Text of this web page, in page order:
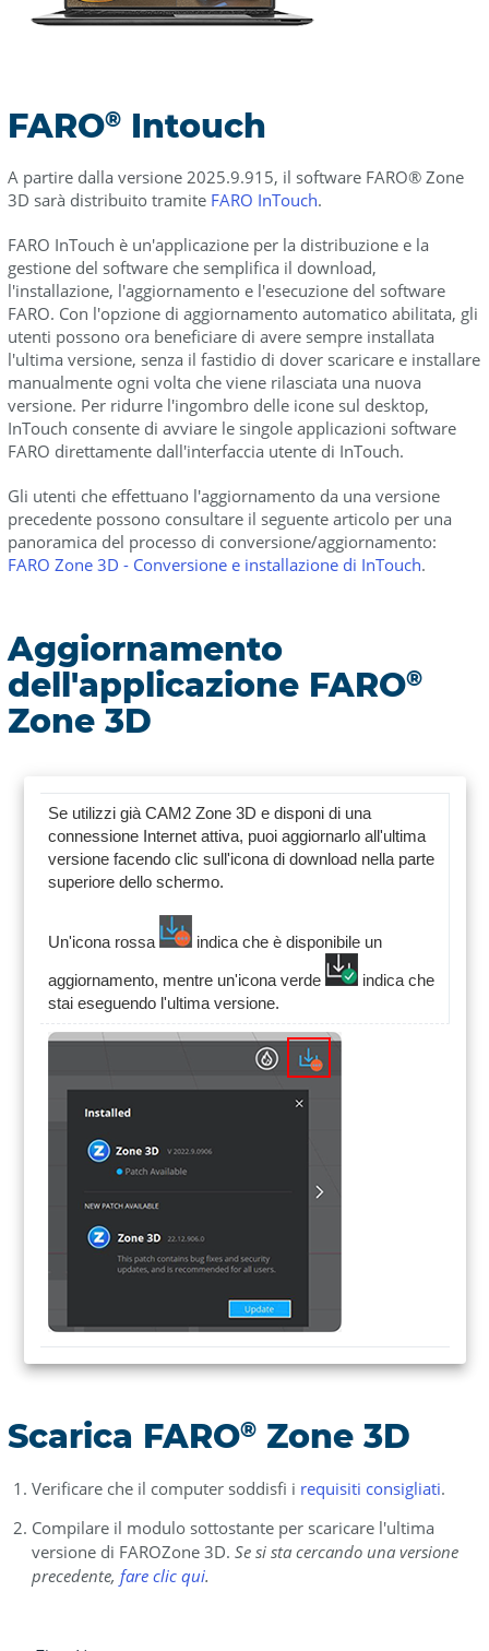
FARO®Intouch
A partire dalla versione 2025.9.915, il software FARO® Zone
3D sarà distribuito tramite FARO InTouch.
FARO InTouch è un'applicazione per la distribuzione e la
gestione del software che semplifica il download,
l'installazione, l'aggiornamento e l'esecuzione del software
FARO. Con l'opzione di aggiornamento automatico abilitata, gli
utenti possono ora beneficiare di avere sempre installata
l'ultima versione, senza il fastidio di dover scaricare e installare
manualmente ogni volta che viene rilasciata una nuova
versione. Per ridurre l'ingombro delle icone sul desktop,
InTouch consente di avviare le singole applicazioni software
FARO direttamente dall'interfaccia utente di InTouch.
Gli utenti che effettuano l'aggiornamento da una versione
precedente possono consultare il seguente articolo per una
panoramica del processo di conversione/aggiornamento:
FARO Zone 3D - Conversione e installazione di InTouch.
Aggiornamento
dell'applicazione FARO®
Zone 3D
Se utilizzi già CAM2 Zone 3D e disponi di una
connessione Internet attiva, puoi aggiornarlo all'ultima
versione facendo clic sull'icona di download nella parte
superiore dello schermo.
Un'icona rossa indica che è disponibile un
aggiornamento, mentre un'icona verde
indica che
stai eseguendo l'ultima versione.
Scarica FARO®Zone 3D
Verificare che il computer soddisfi i requisiti consigliati.
Compilare il modulo sottostante per scaricare l'ultima
versione di FAROZone 3D. Se si sta cercando una versione
precedente, fare clic qui.